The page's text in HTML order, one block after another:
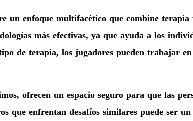
enfoque multifacético que combine
más efectivas, ya que ayuda a los
de terapia, los jugadores pueden trabajar
ofrecen un espacio seguro para que las
que enfrentan desafíos similares puede ser